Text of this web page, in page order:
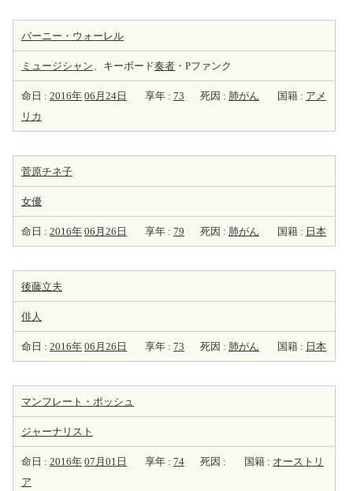
バーニー・ウォーレル
ミュージシャン、キーボード奏者 ・Pファンク
命日 : 2016年 06月24日 享年 : 73 死因 : 肺がん 国籍 : アメ
リカ
菅原チネ子
女優
命日 : 2016年 06月26日 享年 : 79 死因 : 肺がん 国籍 : 日本
後藤立夫
俳人
命日 : 2016年 06月26日 享年 : 73 死因 : 肺がん 国籍 : 日本
マンフレート・ポッシュ
ジャーナリスト
命日 : 2016年 07月01日 享年 : 74 死因 : 国籍 : オーストリ
ア